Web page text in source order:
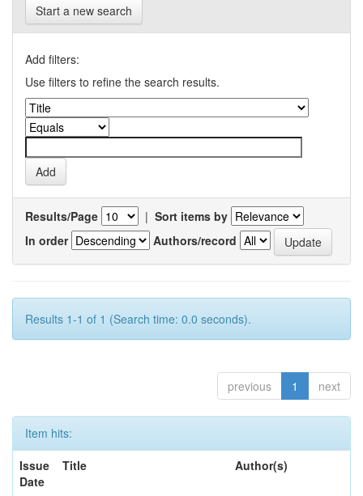
Start a new search
Add filters:
Use filters to refine the search results.
Results/Page | Sort items by
In order
Authors/record
Results 1-1 of 1 (Search time: 0.0 seconds).
previous 1 next
Item hits:
Issue
Date
Title Author(s)